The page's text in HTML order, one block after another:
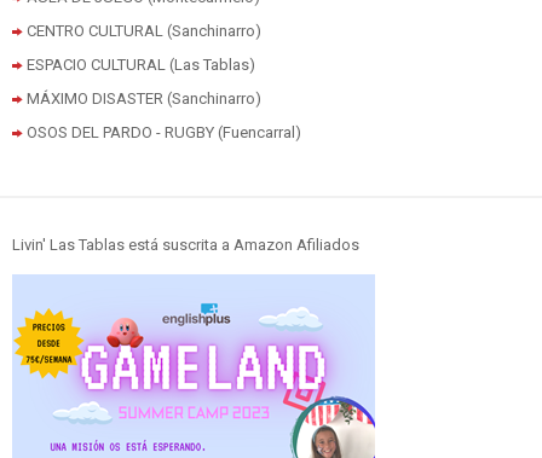
CENTRO CULTURAL (Sanchinarro)
ESPACIO CULTURAL (Las Tablas)
MÁXIMO DISASTER (Sanchinarro)
OSOS DEL PARDO - RUGBY (Fuencarral)
Livin' Las Tablas está suscrita a Amazon Afiliados